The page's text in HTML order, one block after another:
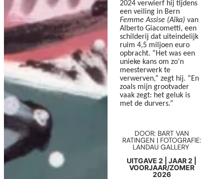
2024 verwierf hij tijdens
een veiling in Bern
Femme Assise (Aïka) van
Alberto Giacometti, een
schilderij dat uiteindelijk
ruim 4,5 miljoen euro
opbracht. “Het was een
unieke kans om zo’n
meesterwerk te
verwerven,” zegt hij. “En
zoals mijn grootvader
vaak zegt: het geluk is
met de durvers.”
DOOR: BART VAN
RATINGEN | FOTOGRAFIE:
LANDAU GALLERY
UITGAVE 2 | JAAR 2 |
VOORJAAR/ZOMER
2026